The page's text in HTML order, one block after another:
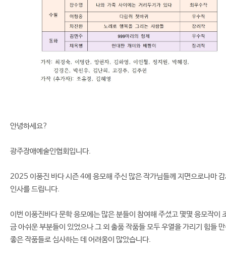
안녕하세요?
광주장애예술인협회입니다.
2025 이풍진 바다 시즌 4에 응모해 주신 많은 작가님들께 지면으로나마
인사를 드립니다.
이번 이풍진바다 문학 응모에는 많은 분들이 참여해 주셨고 몇몇 응모작이
금 아쉬운 부분들이 있었으나 그 외 출품 작품들 모두 우열을 가리기 힘들
좋은 작품들로 심사하는 데 어려움이 많았습니다.